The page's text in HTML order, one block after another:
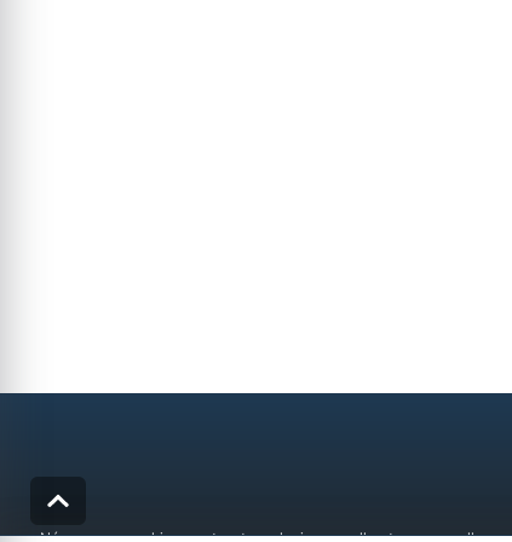
Nós usamos cookies e outras tecnologias semelhantes para